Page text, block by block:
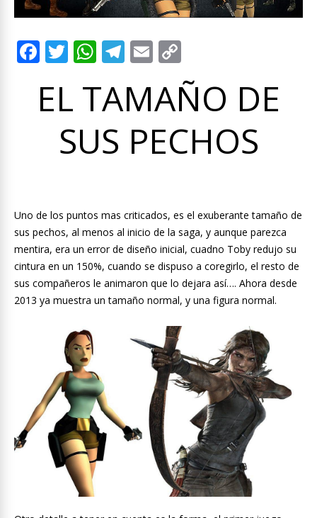
F
e
b
T
itt
er
W
at
s
A
T
e
gr
a
E
ai
l
o
p
y
Li
EL TAMAÑO DE
SUS PECHOS
Uno de los puntos mas criticados, es el exuberante tamaño de
sus pechos, al menos al inicio de la saga, y aunque parezca
mentira, era un error de diseño inicial, cuadno Toby redujo su
cintura en un 150%, cuando se dispuso a coregirlo, el resto de
sus compañeros le animaron que lo dejara así…. Ahora desde
2013 ya muestra un tamaño normal, y una figura normal.